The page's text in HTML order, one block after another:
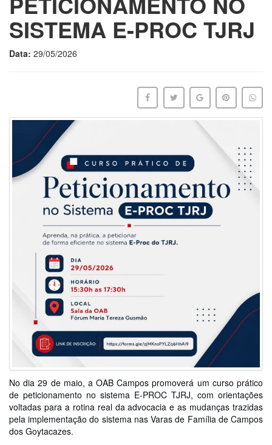
SISTEMA E-PROC TJRJ
Data: 29/05/2026
No dia 29 de maio, a OAB Campos promoverá um curso prático
de peticionamento no sistema E-PROC TJRJ, com orientações
voltadas para a rotina real da advocacia e as mudanças trazidas
pela implementação do sistema nas Varas de Família de Campos
dos Goytacazes.